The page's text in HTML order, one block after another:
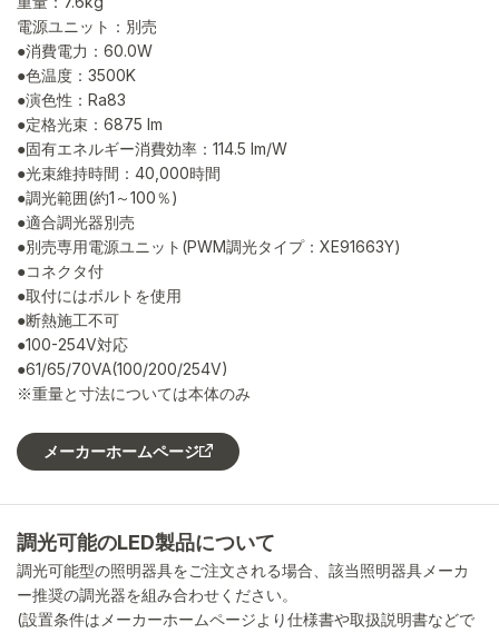
電源ユニット：別売
●消費電力：60.0W
●色温度：3500K
●演色性：Ra83
●定格光束：6875 lm
●固有エネルギー消費効率：114.5 lm/W
●光束維持時間：40,000時間
●調光範囲(約1～100％)
●適合調光器別売
●別売専用電源ユニット(PWM調光タイプ：XE91663Y)
●コネクタ付
●取付にはボルトを使用
●断熱施工不可
●100-254V対応
●61/65/70VA(100/200/254V)
※重量と寸法については本体のみ
メーカーホームページ
調光可能のLED製品について
調光可能型の照明器具をご注文される場合、該当照明器具メーカ
ー推奨の調光器を組み合わせください。
(設置条件はメーカーホームページより仕様書や取扱説明書などで